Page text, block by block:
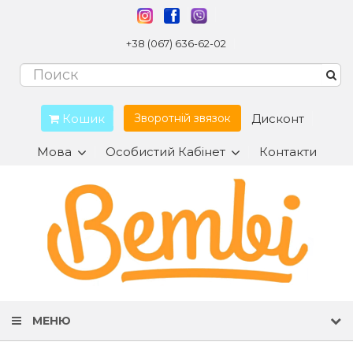
+38 (067) 636-62-02
Кошик Зворотній звязок Дисконт
Мова Особистий Кабінет Контакти
МЕНЮ